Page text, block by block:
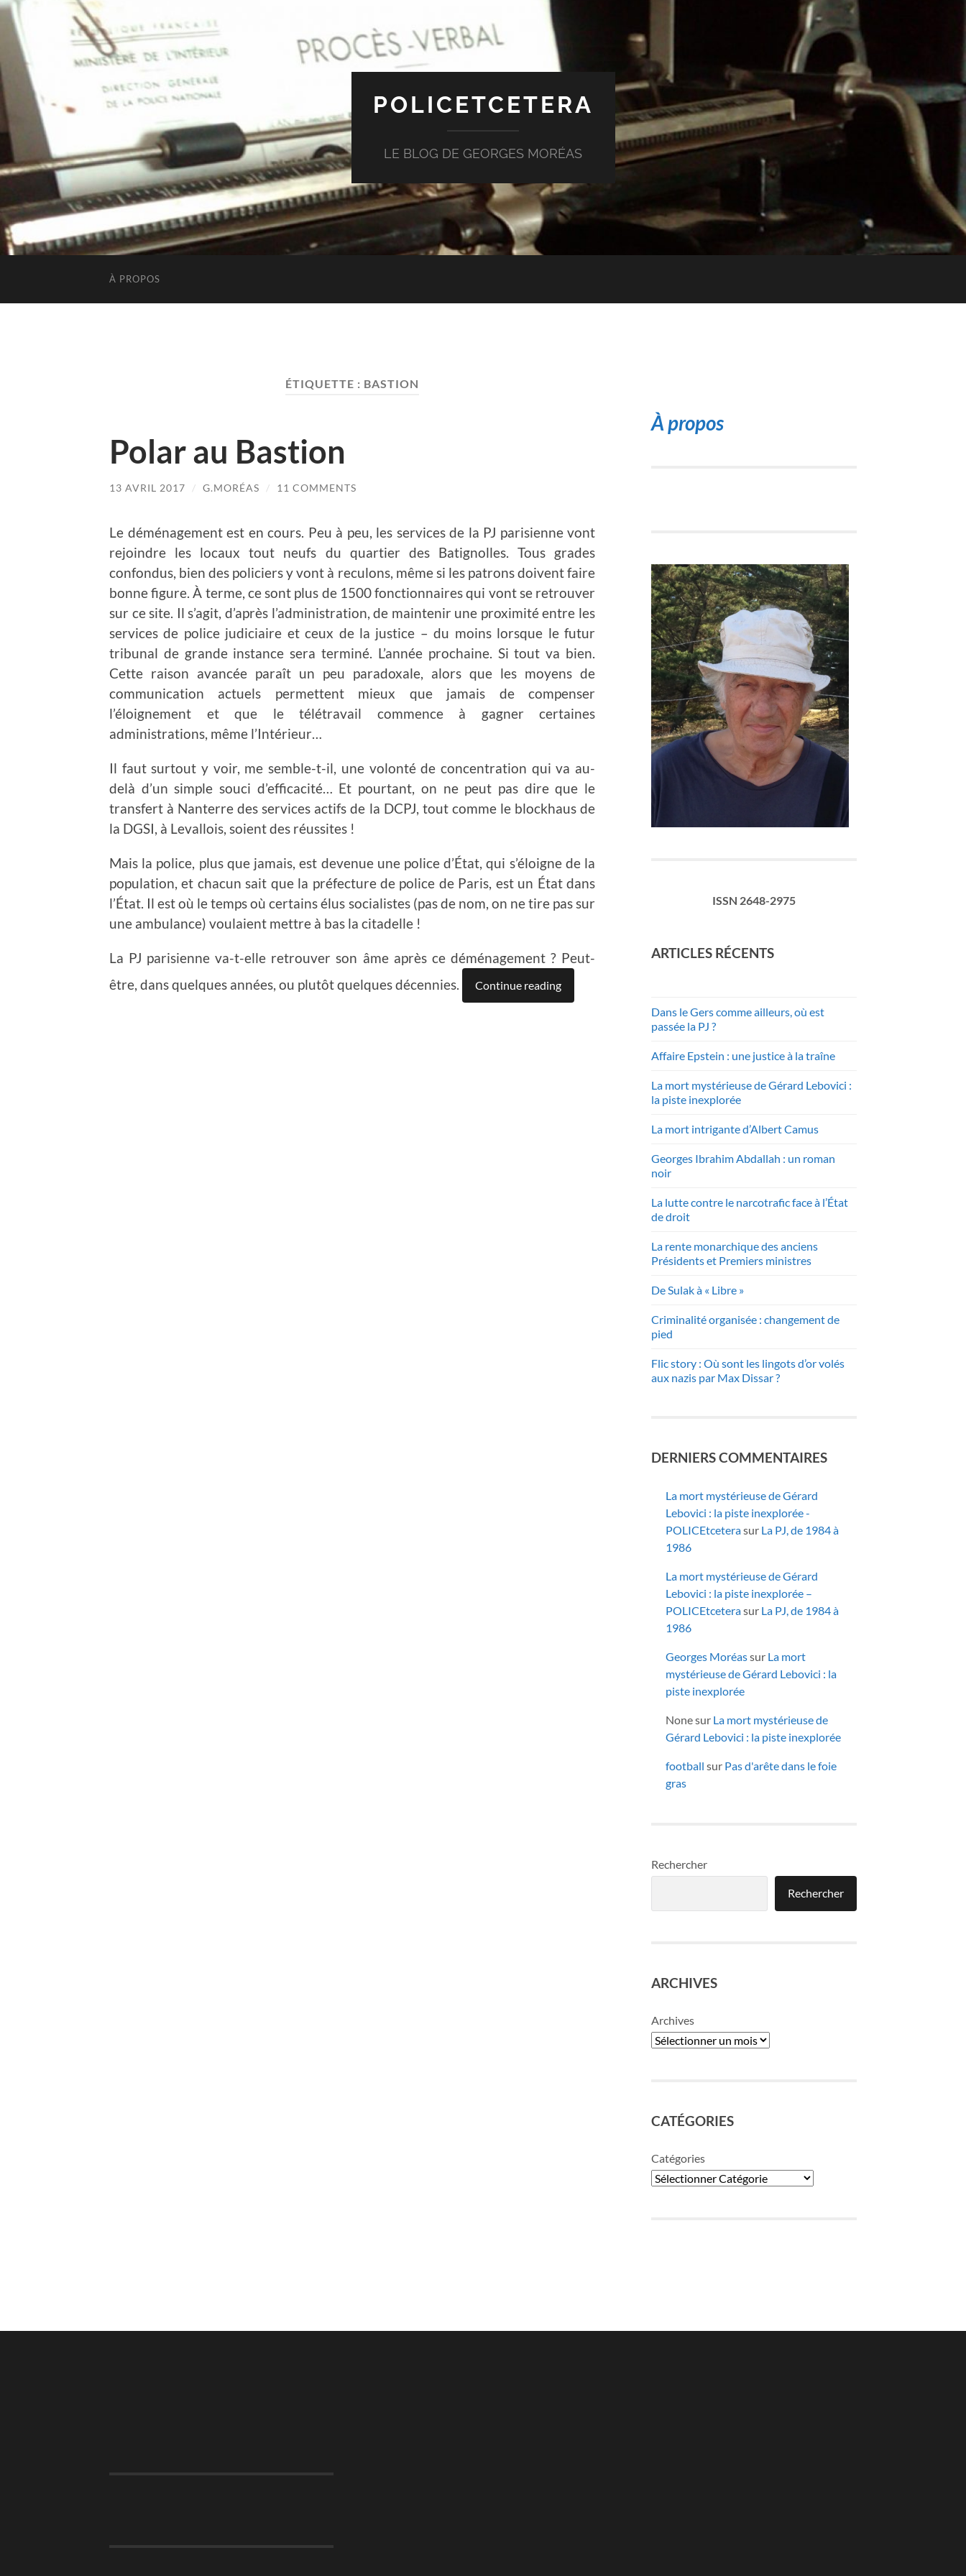
POLICETCETERA
LE BLOG DE GEORGES MORÉAS
À PROPOS
ÉTIQUETTE : BASTION
Polar au Bastion
13 AVRIL 2017 / G.MORÉAS / 11 COMMENTS
Le déménagement est en cours. Peu à peu, les services de la PJ parisienne vont
rejoindre les locaux tout neufs du quartier des Batignolles. Tous grades
confondus, bien des policiers y vont à reculons, même si les patrons doivent faire
bonne figure. À terme, ce sont plus de 1500 fonctionnaires qui vont se retrouver
sur ce site. Il s’agit, d’après l’administration, de maintenir une proximité entre les
services de police judiciaire et ceux de la justice – du moins lorsque le futur
tribunal de grande instance sera terminé. L’année prochaine. Si tout va bien.
Cette raison avancée paraît un peu paradoxale, alors que les moyens de
communication actuels permettent mieux que jamais de compenser
l’éloignement et que le télétravail commence à gagner certaines
administrations, même l’Intérieur…
Il faut surtout y voir, me semble-t-il, une volonté de concentration qui va au-
delà d’un simple souci d’efficacité… Et pourtant, on ne peut pas dire que le
transfert à Nanterre des services actifs de la DCPJ, tout comme le blockhaus de
la DGSI, à Levallois, soient des réussites !
Mais la police, plus que jamais, est devenue une police d’État, qui s’éloigne de la
population, et chacun sait que la préfecture de police de Paris, est un État dans
l’État. Il est où le temps où certains élus socialistes (pas de nom, on ne tire pas sur
une ambulance) voulaient mettre à bas la citadelle !
La PJ parisienne va-t-elle retrouver son âme après ce déménagement ? Peut-
être, dans quelques années, ou plutôt quelques décennies.
Continue reading
À propos
ISSN 2648-2975
ARTICLES RÉCENTS
Dans le Gers comme ailleurs, où est
passée la PJ ?
Affaire Epstein : une justice à la traîne
La mort mystérieuse de Gérard Lebovici :
la piste inexplorée
La mort intrigante d’Albert Camus
Georges Ibrahim Abdallah : un roman
noir
La lutte contre le narcotrafic face à l’État
de droit
La rente monarchique des anciens
Présidents et Premiers ministres
De Sulak à « Libre »
Criminalité organisée : changement de
pied
Flic story : Où sont les lingots d’or volés
aux nazis par Max Dissar ?
DERNIERS COMMENTAIRES
La mort mystérieuse de Gérard
Lebovici : la piste inexplorée -
POLICEtceterasur La PJ, de 1984 à
1986
La mort mystérieuse de Gérard
Lebovici : la piste inexplorée –
POLICEtceterasur La PJ, de 1984 à
1986
Georges Moréassur La mort
mystérieuse de Gérard Lebovici : la
piste inexplorée
Nonesur La mort mystérieuse de
Gérard Lebovici : la piste inexplorée
football sur Pas d'arête dans le foie
gras
Rechercher
Rechercher
ARCHIVES
Archives
CATÉGORIES
Catégories